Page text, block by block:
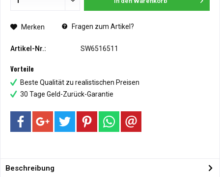
Merken Fragen zum Artikel?
Artikel-Nr.: SW6516511
Vorteile
Beste Qualität zu realistischen Preisen
30 Tage Geld-Zurück-Garantie
Beschreibung